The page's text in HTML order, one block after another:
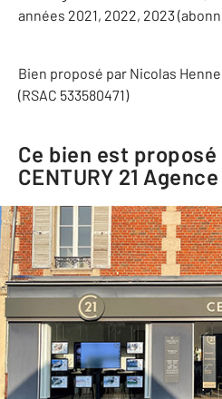
années 2021, 2022, 2023
Bien proposé par Nicolas
(RSAC 533580471)
Ce bien est
CENTURY 21